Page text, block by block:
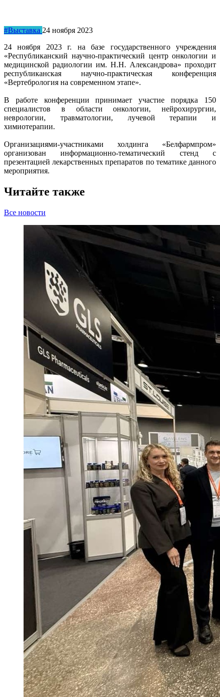
#Выставка 24 ноября 2023
24 ноября 2023 г. на базе государственного учреждения
«Республиканский научно-практический центр онкологии и
медицинской радиологии им. Н.Н. Александрова» проходит
республиканская научно-практическая конференция
«Вертебрология на современном этапе».
В работе конференции принимает участие порядка 150
специалистов в области онкологии, нейрохирургии,
неврологии, травматологии, лучевой терапии и
химиотерапии.
Организациями-участниками холдинга «Белфармпром»
организован информационно-тематический стенд с
презентацией лекарственных препаратов по тематике данного
мероприятия.
Читайте также
Все новости